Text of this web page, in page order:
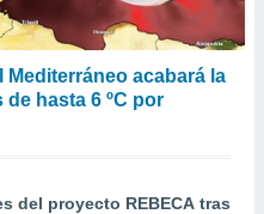
acabará la
hasta 6 ºC por
del proyecto REBECA tras